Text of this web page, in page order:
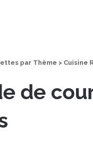
par Thème > Cuisine
de